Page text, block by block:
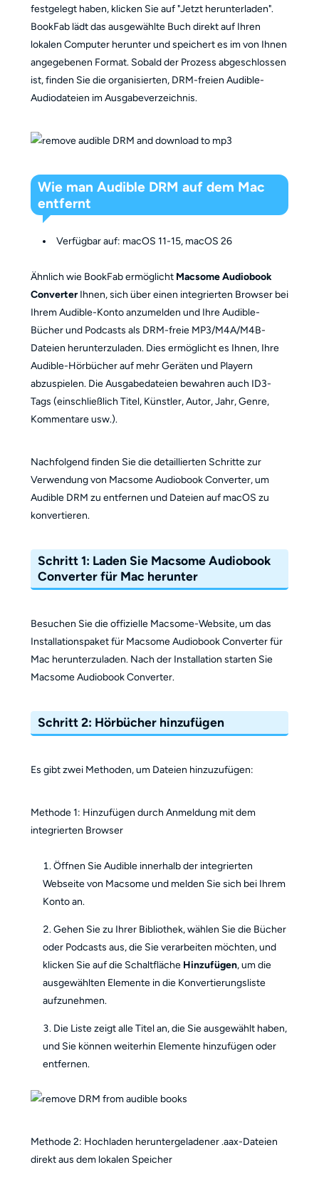
festgelegt haben, klicken Sie auf "Jetzt herunterladen".
BookFab lädt das ausgewählte Buch direkt auf Ihren
lokalen Computer herunter und speichert es im von Ihnen
angegebenen Format. Sobald der Prozess abgeschlossen
ist, finden Sie die organisierten, DRM-freien Audible-
Audiodateien im Ausgabeverzeichnis.
Wie man Audible DRM auf dem Mac
entfernt
Verfügbar auf: macOS 11-15, macOS 26
Ähnlich wie BookFab ermöglicht Macsome Audiobook
ConverterIhnen, sich über einen integrierten Browser bei
Ihrem Audible-Konto anzumelden und Ihre Audible-
Bücher und Podcasts als DRM-freie MP3/M4A/M4B-
Dateien herunterzuladen. Dies ermöglicht es Ihnen, Ihre
Audible-Hörbücher auf mehr Geräten und Playern
abzuspielen. Die Ausgabedateien bewahren auch ID3-
Tags (einschließlich Titel, Künstler, Autor, Jahr, Genre,
Kommentare usw.).
Nachfolgend finden Sie die detaillierten Schritte zur
Verwendung von Macsome Audiobook Converter, um
Audible DRM zu entfernen und Dateien auf macOS zu
konvertieren.
Schritt 1: Laden Sie Macsome Audiobook
Converter für Mac herunter
Besuchen Sie die offizielle Macsome-Website, um das
Installationspaket für Macsome Audiobook Converter für
Mac herunterzuladen. Nach der Installation starten Sie
Macsome Audiobook Converter.
Schritt 2: Hörbücher hinzufügen
Es gibt zwei Methoden, um Dateien hinzuzufügen:
Methode 1: Hinzufügen durch Anmeldung mit dem
integrierten Browser
Öffnen Sie Audible innerhalb der integrierten
Webseite von Macsome und melden Sie sich bei Ihrem
Konto an.
Gehen Sie zu Ihrer Bibliothek, wählen Sie die Bücher
oder Podcasts aus, die Sie verarbeiten möchten, und
klicken Sie auf die Schaltfläche Hinzufügen, um die
ausgewählten Elemente in die Konvertierungsliste
aufzunehmen.
Die Liste zeigt alle Titel an, die Sie ausgewählt haben,
und Sie können weiterhin Elemente hinzufügen oder
entfernen.
Methode 2: Hochladen heruntergeladener .aax-Dateien
direkt aus dem lokalen Speicher